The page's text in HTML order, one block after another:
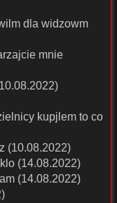
dla widzowm
mnie
kupjlem to co
(10.08.2022)
(14.08.2022)
(14.08.2022)